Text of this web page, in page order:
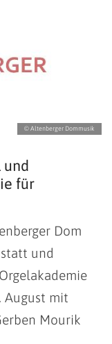
© Altenberger Dommusik
und
für
Dom
und
August mit
Mourik